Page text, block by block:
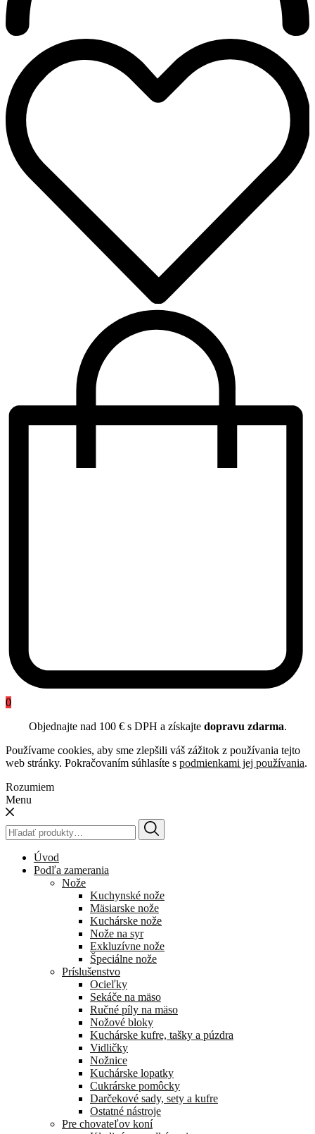
0
Objednajte nad 100 € s DPH a získajte dopravu zdarma.
Používame cookies, aby sme zlepšili váš zážitok z používania tejto
web stránky. Pokračovaním súhlasíte s podmienkami jej používania.
Rozumiem
Menu
Hľadať:
Úvod
Podľa zamerania
Nože
Kuchynské nože
Mäsiarske nože
Kuchárske nože
Nože na syr
Exkluzívne nože
Špeciálne nože
Príslušenstvo
Ocieľky
Sekáče na mäso
Ručné píly na mäso
Nožové bloky
Kuchárske kufre, tašky a púzdra
Vidličky
Nožnice
Kuchárske lopatky
Cukrárske pomôcky
Darčekové sady, sety a kufre
Ostatné nástroje
Pre chovateľov koní